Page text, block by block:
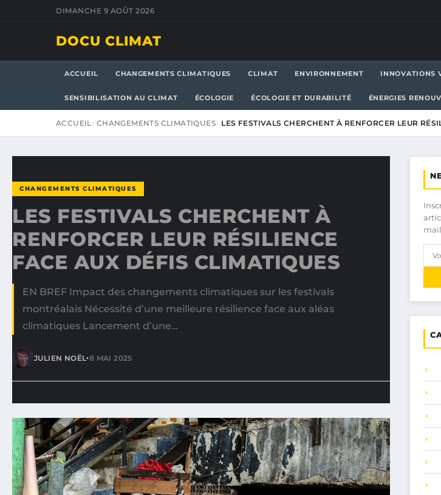
DIMANCHE 9 AOÛT 2026
DOCU CLIMAT
ACCUEIL CHANGEMENTS CLIMATIQUES CLIMAT ENVIRONNEMENT INNOVATIONS
SENSIBILISATION AU CLIMAT ÉCOLOGIE ÉCOLOGIE ET DURABILITÉ ÉNERGIES
ACCUEIL CHANGEMENTS CLIMATIQUES LES FESTIVALS CHERCHENT À RENFORCER LEUR
CHANGEMENTS CLIMATIQUES
LES FESTIVALS CHERCHENT À
RENFORCER LEUR RÉSILIENCE
FACE AUX DÉFIS CLIMATIQUES
EN BREF Impact des changements climatiques sur les festivals
montréalais Nécessité d’une meilleure résilience face aux aléas
climatiques Lancement d’une…
JULIEN NOËL•8 MAI 2025